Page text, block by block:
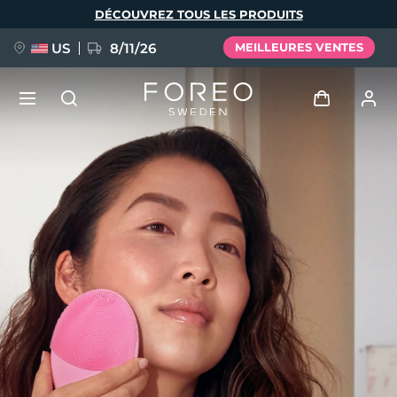
DÉCOUVREZ TOUS LES PRODUITS
US 8/11/26 MEILLEURES VENTES
Profil de l'utilisateur
Mes appareils
Mes commandes
Mes adresses
Mes abonnements
NOUVEAU
FAQ™ Pure Beauty-Tech Elixir
BREAKING NEWS
issa™ Teeth Whitening Set
Langue
English Deutsch
Español
Français
Italiano
Português
Polski
Svenska
Русский
Türkçe
简体中文 繁體中文